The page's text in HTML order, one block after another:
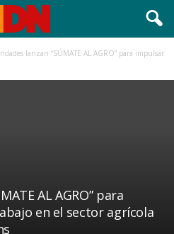
lanzan “SÚMATE AL AGRO” para impulsar
AL AGRO” para
en el sector agrícola